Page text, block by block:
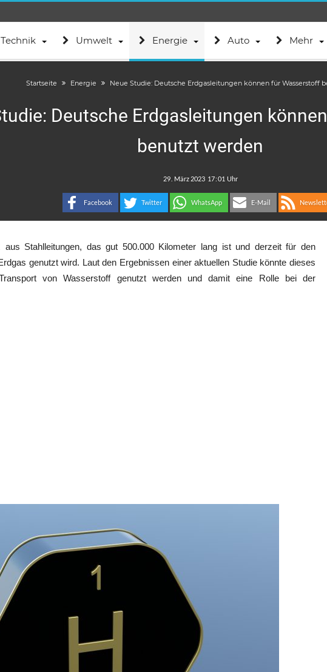
Technik Umwelt Energie Auto Mehr
Startseite Energie Neue Studie: Deutsche Erdgasleitungen können für Wasserstoff
Deutsche Erdgasleitungen
benutzt werden
:
Facebook Twitter WhatsApp E-Mail
Stahlleitungen, das gut 500.000 Kilometer lang ist und derzeit für den
genutzt wird. Laut den Ergebnissen einer aktuellen Studie könnte dieses
von Wasserstoff genutzt werden und damit eine Rolle bei der